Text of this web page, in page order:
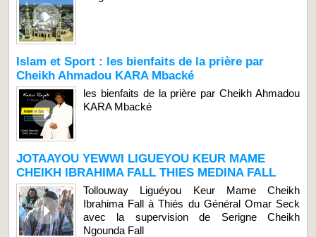
Islam et Sport : les bienfaits de la prière par
Cheikh Ahmadou KARA Mbacké
les bienfaits de la prière par Cheikh Ahmadou
KARA Mbacké
JOTAAYOU YEWWI LIGUEYOU KEUR MAME
CHEIKH IBRAHIMA FALL THIES MEDINA FALL
Tollouway Liguéyou Keur Mame Cheikh
Ibrahima Fall à Thiés du Général Omar Seck
avec la supervision de Serigne Cheikh
Ngounda Fall